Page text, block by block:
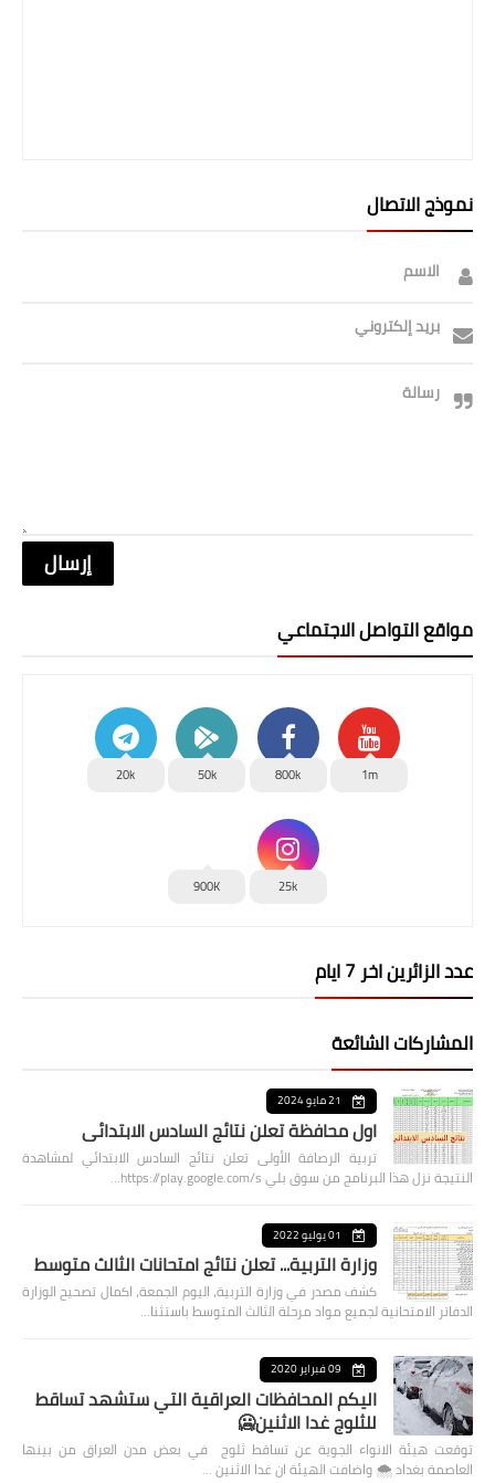
نموذج الاتصال
الاسم
بريد إلكتروني
رسالة
مواقع التواصل الاجتماعي
1m
800k
50k
20k
25k
900K
عدد الزائرين اخر 7 ايام
المشاركات الشائعة
21 مايو 2024
اول محافظة تعلن نتائج السادس الابتدائي
تربية الرصافة الأولى تعلن نتائج السادس الابتدائي لمشاهدة
النتيجة نزل هذا البرنامج من سوق بلي https://play.google.com/s…
01 يوليو 2022
وزارة التربية... تعلن نتائج امتحانات الثالث متوسط
كشف مصدر في وزارة التربية، اليوم الجمعة، اكمال تصحيح الوزارة
الدفاتر الامتحانية لجميع مواد مرحلة الثالث المتوسط باستثنا…
09 فبراير 2020
اليكم المحافظات العراقية التي ستشهد تساقط
للثلوج غدا الاثنين🥶
توقعت هيئة الانواء الجوية عن تساقط ثلوج في بعض مدن العراق من بينها
العاصمة بغداد ⁦🌨️⁩ واضافت الهيئة ان غدا الاثنين …